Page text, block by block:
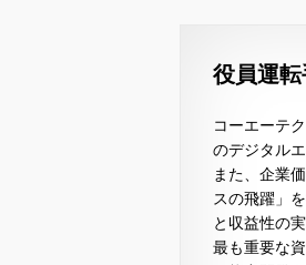
役員運
コーエーテ
のデジタル
また、企業
スの飛躍」
と収益性の
最も重要な